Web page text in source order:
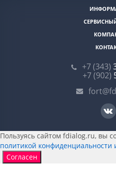
+7 (343)
+7 (902)
Пользуясь сайтом fdialog.ru, вы
политикой
Согласен